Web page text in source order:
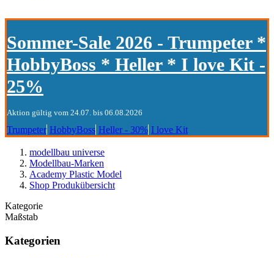
Sommer-Sale 2026 - Trumpeter *
HobbyBoss * Heller * I love Kit -
25%
Aktion gültig vom 24.07. bis 06.08.2026
Trumpeter HobbyBoss Heller - 30% I love Kit
modellbau universe
Modellbau-Marken
Academy Plastic Model
Shop Produkübersicht
Kategorie
Maßstab
Kategorien